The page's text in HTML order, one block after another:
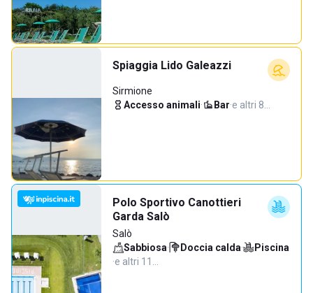
Spiaggia Lido Galeazzi
Sirmione
Accesso animali· Bar·e altri 8…
Polo Sportivo Canottieri
Garda Salò
Salò
Sabbiosa· Doccia calda·
Piscina
·e altri 11…